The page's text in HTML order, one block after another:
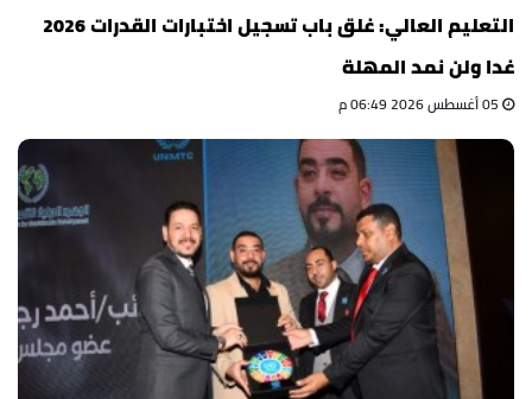
التعليم العالي: غلق باب تسجيل اختبارات القدرات 2026
غدا ولن نمد المهلة